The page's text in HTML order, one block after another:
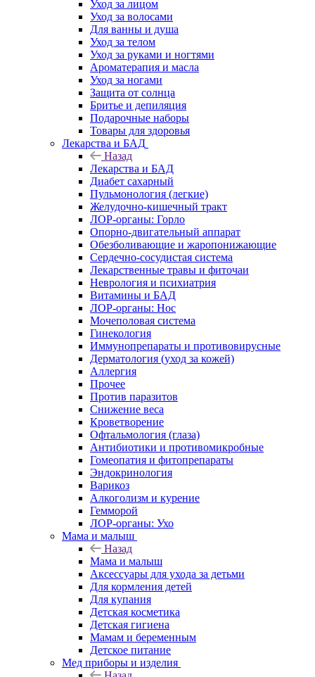
Уход за лицом
Уход за волосами
Для ванны и душа
Уход за телом
Уход за руками и ногтями
Ароматерапия и масла
Уход за ногами
Защита от солнца
Бритье и депиляция
Подарочные наборы
Товары для здоровья
Лекарства и БАД
Назад
Лекарства и БАД
Диабет сахарный
Пульмонология (легкие)
Желудочно-кишечный тракт
ЛОР-органы: Горло
Опорно-двигательный аппарат
Обезболивающие и жаропонижающие
Сердечно-сосудистая система
Лекарственные травы и фиточаи
Неврология и психиатрия
Витамины и БАД
ЛОР-органы: Нос
Мочеполовая система
Гинекология
Иммунопрепараты и противовирусные
Дерматология (уход за кожей)
Аллергия
Прочее
Против паразитов
Снижение веса
Кроветворение
Офтальмология (глаза)
Антибиотики и противомикробные
Гомеопатия и фитопрепараты
Эндокринология
Варикоз
Алкоголизм и курение
Гемморой
ЛОР-органы: Ухо
Мама и малыш
Назад
Мама и малыш
Аксессуары для ухода за детьми
Для кормления детей
Для купания
Детская косметика
Детская гигиена
Мамам и беременным
Детское питание
Мед приборы и изделия